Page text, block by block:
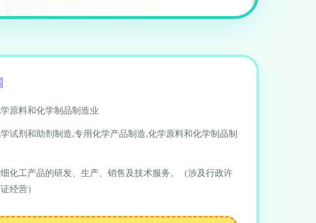
原料和化学制品制造业
试剂和助剂制造,专用化学产品制造,化学原料和化学制品制
化工产品的研发、生产、销售及技术服务。（涉及行政许
经营）